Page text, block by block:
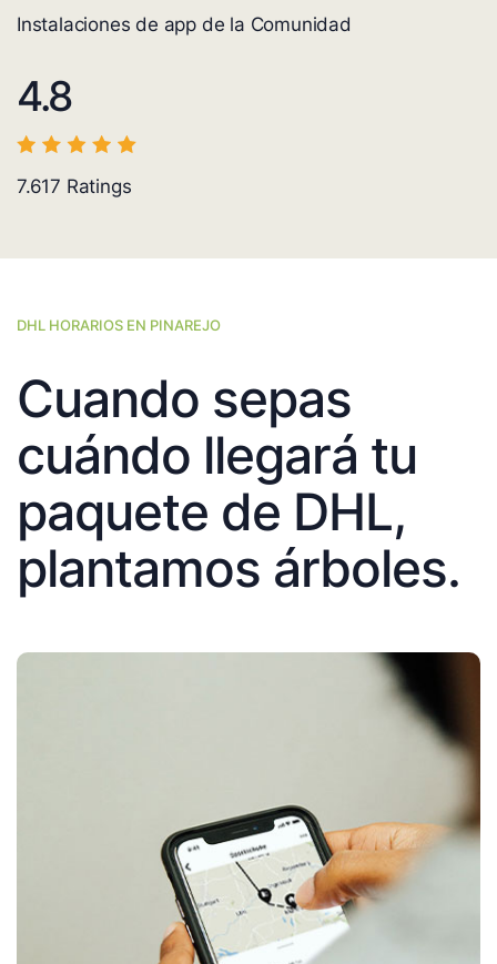
Instalaciones de app de la Comunidad
4.8
7.617 Ratings
DHL HORARIOS EN PINAREJO
Cuando sepas
cuándo llegará tu
paquete de DHL,
plantamos árboles.